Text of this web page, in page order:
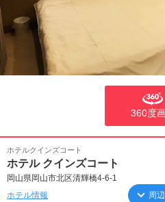
360度
ホテルクインズコート
ホテル クインズコート
岡山県岡山市北区清輝橋4-6-1
ホテル情報
周